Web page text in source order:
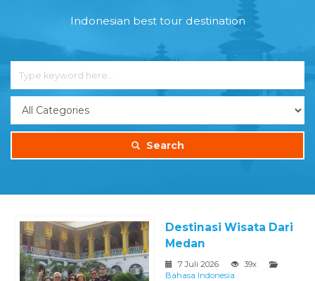
Indonesian best tour destination
Search
Destinasi Wisata Dari
Medan
7 Juli 2026
39x
Bahasa Indonesia